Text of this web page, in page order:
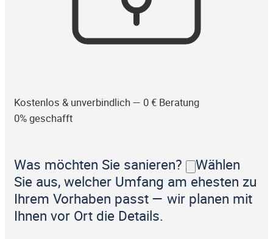
Kostenlos & unverbindlich — 0 € Beratung
0% geschafft
Was möchten Sie sanieren?
Wählen
Sie aus, welcher Umfang am ehesten zu
Ihrem Vorhaben passt — wir planen mit
Ihnen vor Ort die Details.